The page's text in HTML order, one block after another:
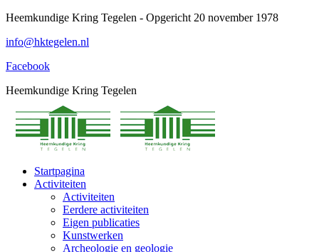
Spring
content
Heemkundige Kring Tegelen - Opgericht 20 november 1978
info@hktegelen.nl
Facebook
Heemkundige Kring Tegelen
Startpagina
Activiteiten
Activiteiten
Eerdere activiteiten
Eigen publicaties
Kunstwerken
Archeologie en geologie